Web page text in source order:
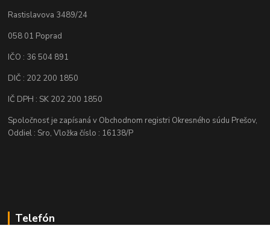
Rastislavova 3489/24
058 01 Poprad
IČO : 36 504 891
DIČ : 202 200 1850
IČ DPH : SK 202 200 1850
Spoločnosť je zapísaná v Obchodnom registri Okresného súdu Prešov,
Oddiel : Sro, Vložka číslo : 16138/P
Telefón